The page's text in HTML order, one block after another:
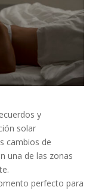
y
solar
cambios de
una de las zonas
perfecto para